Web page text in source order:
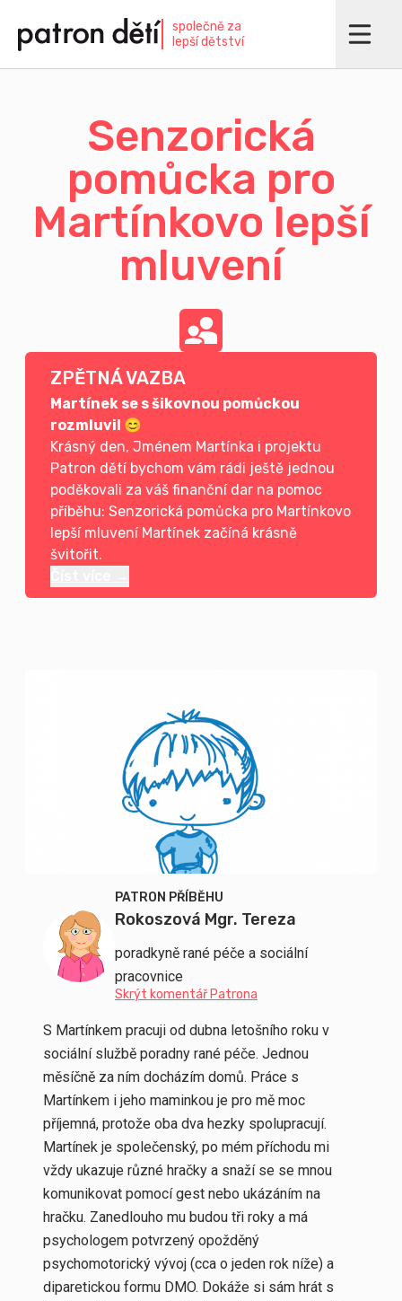
hlavnímu
obsahu
společně za
lepší dětství
Senzorická
pomůcka pro
Martínkovo lepší
mluvení
ZPĚTNÁ VAZBA
Martínek se s šikovnou pomůckou
rozmluvil 😊
Krásný den, Jménem Martínka i projektu
Patron dětí bychom vám rádi ještě jednou
poděkovali za váš finanční dar na pomoc
příběhu: Senzorická pomůcka pro Martínkovo
lepší mluvení Martínek začíná krásně
švitořit.
PATRON PŘÍBĚHU
Rokoszová Mgr. Tereza
poradkyně rané péče a sociální
pracovnice
Skrýt komentář Patrona
S Martínkem pracuji od dubna letošního roku v
sociální službě poradny rané péče. Jednou
měsíčně za ním docházím domů. Práce s
Martínkem i jeho maminkou je pro mě moc
příjemná, protože oba dva hezky spolupracují.
Martínek je společenský, po mém příchodu mi
vždy ukazuje různé hračky a snaží se se mnou
komunikovat pomocí gest nebo ukázáním na
hračku. Zanedlouho mu budou tři roky a má
psychologem potvrzený opožděný
psychomotorický vývoj (cca o jeden rok níže) a
diparetickou formu DMO. Dokáže si sám hrát s